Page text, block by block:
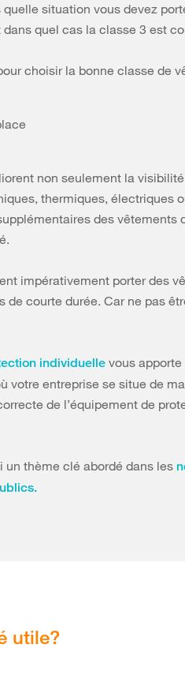
situation vous devez
quel cas la classe 3 est
choisir la bonne classe de
non seulement la
thermiques, électriques
des vêtements
impérativement porter des
de courte durée. Car ne pas
individuelle vous apporte
votre entreprise se situe de
de l’équipement de
un thème clé abordé dans les
utile?